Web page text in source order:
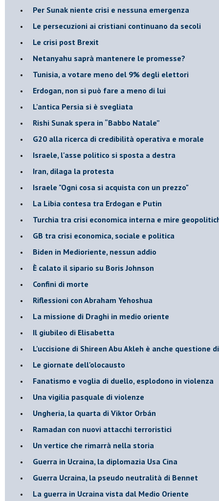
Per Sunak niente crisi e nessuna emergenza
Le persecuzioni ai cristiani continuano da secoli
Le crisi post Brexit
Netanyahu saprà mantenere le promesse?
Tunisia, a votare meno del 9% degli elettori
Erdogan, non si può fare a meno di lui
L'antica Persia si è svegliata
Rishi Sunak spera in “Babbo Natale”
G20 alla ricerca di credibilità operativa e morale
Israele, l'asse politico si sposta a destra
Iran, dilaga la protesta
Israele "Ogni cosa si acquista con un prezzo"
La Libia contesa tra Erdogan e Putin
Turchia tra crisi economica interna e mire
GB tra crisi economica, sociale e politica
Biden in Medioriente, nessun addio
È calato il sipario su Boris Johnson
Confini di morte
Riflessioni con Abraham Yehoshua
La missione di Draghi in medio oriente
Il giubileo di Elisabetta
L'uccisione di Shireen Abu Akleh è anche questione
Le giornate dell'olocausto
Fanatismo e voglia di duello, esplodono in violenza
Una vigilia pasquale di violenze
Ungheria, la quarta di Viktor Orbán
Ramadan con nuovi attacchi terroristici
Un vertice che rimarrà nella storia
Guerra in Ucraina, la diplomazia Usa Cina
Guerra Ucraina, la pseudo neutralità di Bennet
La guerra in Ucraina vista dal Medio Oriente